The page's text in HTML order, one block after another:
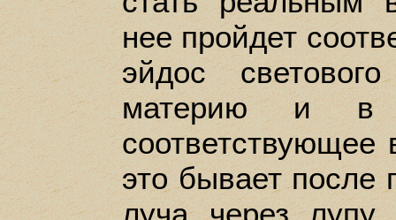
нее пройдет
эйдос
материю и в
соответствующее
это бывает после
луча через лупу